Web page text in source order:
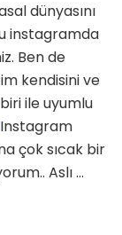
Masal
Gibi
Evi
{Ev
Turu}
için
dünyasını
instagramda
Ben de
kendisini ve
ile uyumlu
Instagram
çok sıcak bir
Aslı …